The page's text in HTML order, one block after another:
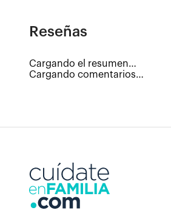
Reseñas
Cargando el resumen…
Cargando comentarios…